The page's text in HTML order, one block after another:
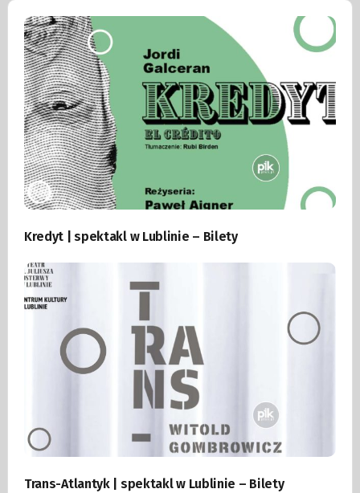
Kredyt | spektakl w Lublinie – Bilety
Trans-Atlantyk | spektakl w Lublinie – Bilety